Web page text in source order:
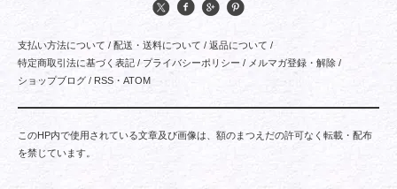
支払い方法について / 配送・送料について / 返品について /
特定商取引法に基づく表記 / プライバシーポリシー / メルマガ登録・解除 /
ショップブログ / RSS ・ ATOM
このHP内で使用されている文章及び画像は、額のまつえだの許可なく転載・配布
を禁じています。